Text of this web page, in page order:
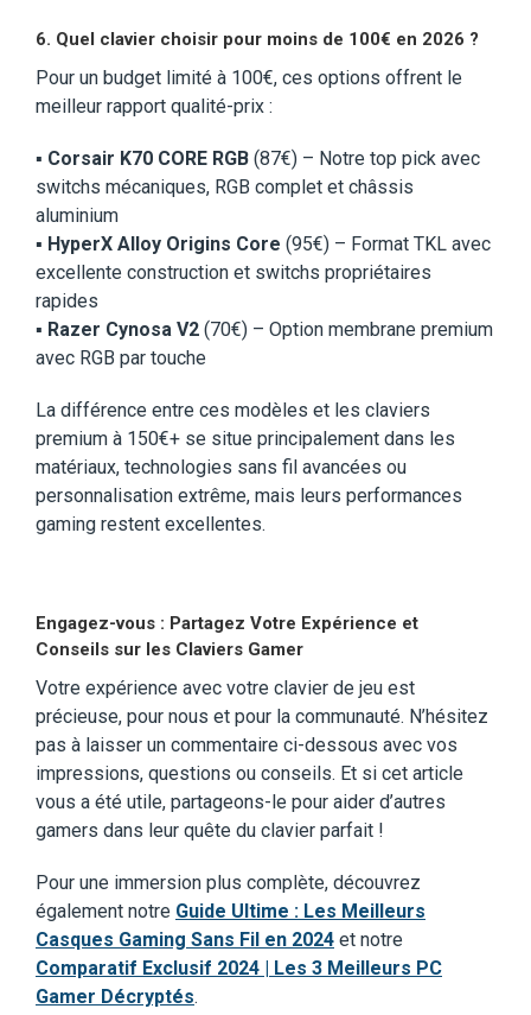
6. Quel clavier choisir pour moins de 100€ en 2026 ?
Pour un budget limité à 100€, ces options offrent le
meilleur rapport qualité-prix :
▪️ Corsair K70 CORE RGB (87€) – Notre top pick avec
switchs mécaniques, RGB complet et châssis
aluminium
▪️ HyperX Alloy Origins Core (95€) – Format TKL avec
excellente construction et switchs propriétaires
rapides
▪️ Razer Cynosa V2 (70€) – Option membrane premium
avec RGB par touche
La différence entre ces modèles et les claviers
premium à 150€+ se situe principalement dans les
matériaux, technologies sans fil avancées ou
personnalisation extrême, mais leurs performances
gaming restent excellentes.
Engagez-vous : Partagez Votre Expérience et
Conseils sur les Claviers Gamer
Votre expérience avec votre clavier de jeu est
précieuse, pour nous et pour la communauté. N’hésitez
pas à laisser un commentaire ci-dessous avec vos
impressions, questions ou conseils. Et si cet article
vous a été utile, partageons-le pour aider d’autres
gamers dans leur quête du clavier parfait !
Pour une immersion plus complète, découvrez
également notre Guide Ultime : Les Meilleurs
Casques Gaming Sans Fil en 2024 et notre
Comparatif Exclusif 2024 | Les 3 Meilleurs PC
Gamer Décryptés.